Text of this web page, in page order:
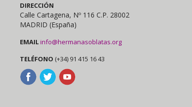
DIRECCIÓN
Calle Cartagena, Nº 116 C.P. 28002
MADRID (España)
EMAILinfo@hermanasoblatas.org
TELÉFONO (+34) 91 415 16 43